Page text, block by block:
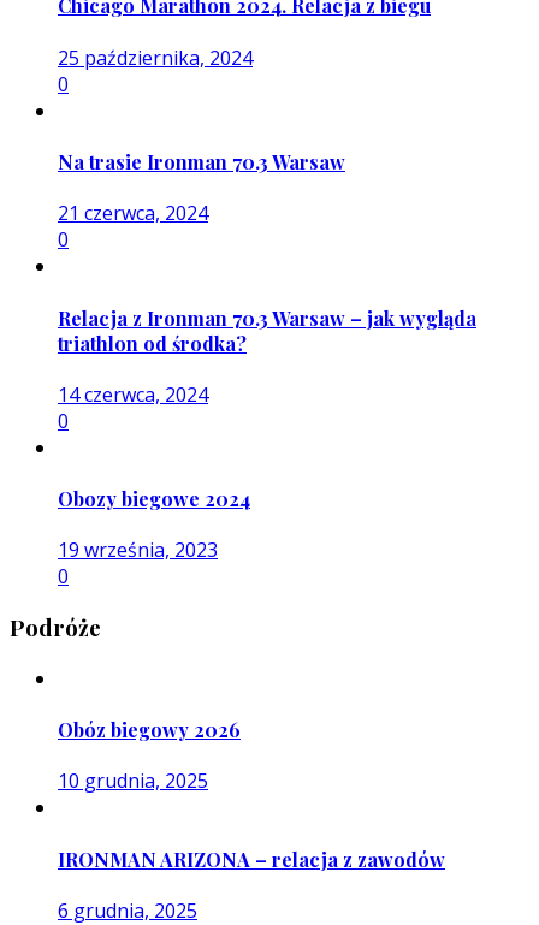
Chicago Marathon 2024. Relacja z biegu
25 października, 2024
0
Na trasie Ironman 70.3 Warsaw
21 czerwca, 2024
0
Relacja z Ironman 70.3 Warsaw – jak wygląda
triathlon od środka?
14 czerwca, 2024
0
Obozy biegowe 2024
19 września, 2023
0
Podróże
Obóz biegowy 2026
10 grudnia, 2025
IRONMAN ARIZONA – relacja z zawodów
6 grudnia, 2025